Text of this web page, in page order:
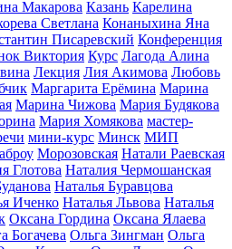
Макарова Казань Карелина
Светлана Конаныхина Яна
Писаревский Конференция
Виктория Курс Лагода Алина
Лекция Лия Акимова Любовь
Маргарита Ерёмина Марина
Марина Чижова Мария Будякова
Мария Хомякова мастер-
мини-курс Минск МИП
Морозовская Натали Раевская
Глотова Наталия Чермошанская
Наталья Буравцова
Иченко Наталья Львова Наталья
Оксана Гордина Оксана Ялаева
Богачева Ольга Зингман Ольга